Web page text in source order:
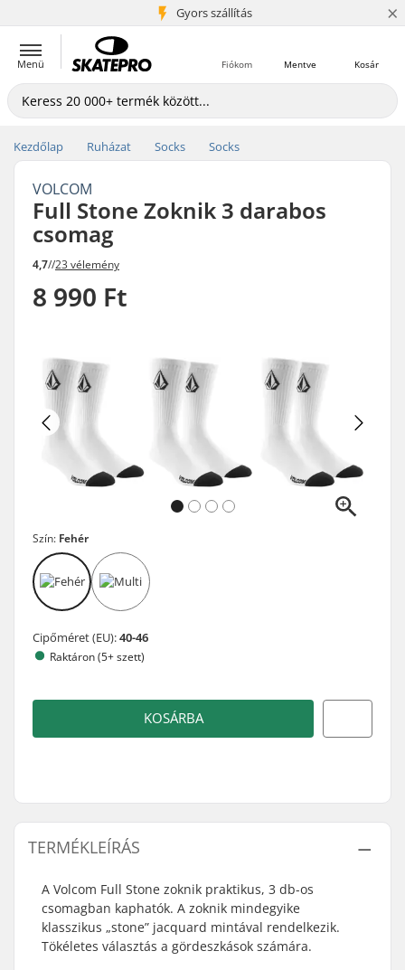
Gyors szállítás
5+ millió ügyfél ×
Menü Kosár
Mentve
Fiókom
Kezdőlap Ruházat Socks Socks
VOLCOM
Full Stone Zoknik 3 darabos
csomag
4,7//23 vélemény
8 990 Ft
Szín: Fehér
Cipőméret (EU):40-46
Raktáron (5+ szett)
KOSÁRBA
TERMÉKLEÍRÁS
A Volcom Full Stone zoknik praktikus, 3 db-os
csomagban kaphatók. A zoknik mindegyike
klasszikus „stone” jacquard mintával rendelkezik.
Tökéletes választás a gördeszkások számára.